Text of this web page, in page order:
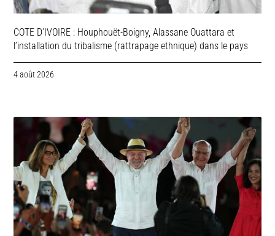
COTE D’IVOIRE : Houphouët-Boigny, Alassane Ouattara et
l’installation du tribalisme (rattrapage ethnique) dans le pays
4 août 2026